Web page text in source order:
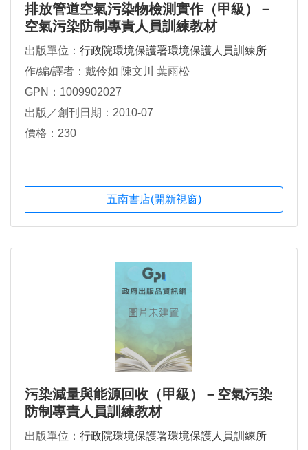
排放管道空氣污染物檢測實作（甲級）－
空氣污染防制專責人員訓練教材
出版單位： 行政院環境保護署環境保護人員訓練所
作/編/譯者：戴伶如 陳文川 葉雨松
GPN：1009902027
出版／創刊日期：2010-07
價格：230
五南書店(開新視窗)
污染減量與能源回收（甲級）－空氣污染
防制專責人員訓練教材
出版單位： 行政院環境保護署環境保護人員訓練所